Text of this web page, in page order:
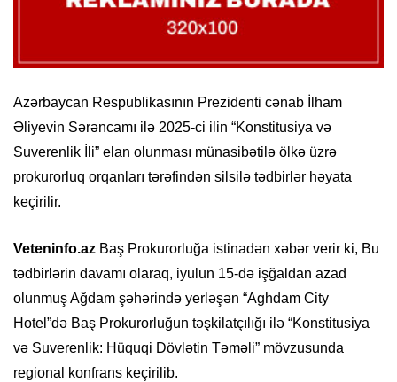
Azərbaycan Respublikasının Prezidenti cənab İlham
Əliyevin Sərəncamı ilə 2025-ci ilin “Konstitusiya və
Suverenlik İli” elan olunması münasibətilə ölkə üzrə
prokurorluq orqanları tərəfindən silsilə tədbirlər həyata
keçirilir.
Veteninfo.az Baş Prokurorluğa istinadən xəbər verir ki, Bu
tədbirlərin davamı olaraq, iyulun 15-də işğaldan azad
olunmuş Ağdam şəhərində yerləşən “Aghdam City
Hotel”də Baş Prokurorluğun təşkilatçılığı ilə “Konstitusiya
və Suverenlik: Hüquqi Dövlətin Təməli” mövzusunda
regional konfrans keçirilib.